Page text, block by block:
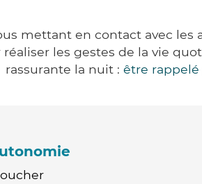
mettant en contact avec
les gestes de la vie
rassurante la nuit : être